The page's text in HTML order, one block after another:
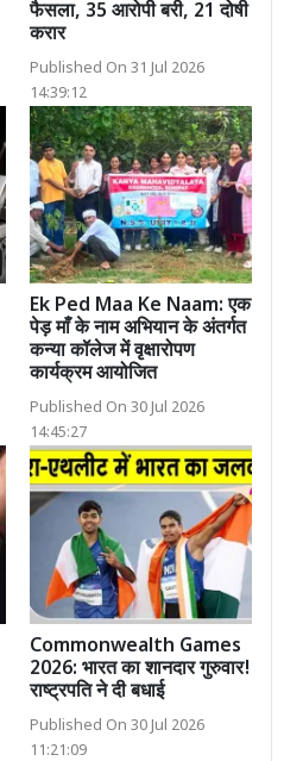
फैसला, 35 आरोपी बरी, 21 दोषी
करार
Published On 31 Jul 2026
14:39:12
Ek Ped Maa Ke Naam: एक
पेड़ माँ के नाम अभियान के अंतर्गत
कन्या कॉलेज में वृक्षारोपण
कार्यक्रम आयोजित
Published On 30 Jul 2026
14:45:27
Commonwealth Games
2026: भारत का शानदार गुरुवार!
राष्ट्रपति ने दी बधाई
Published On 30 Jul 2026
11:21:09